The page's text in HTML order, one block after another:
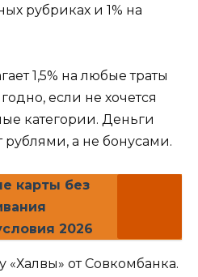
рубриках и 1% на
1,5% на любые траты
если не хочется
категории. Деньги
рублями, а не бонусами.
карты без
2026
от Совкомбанка.